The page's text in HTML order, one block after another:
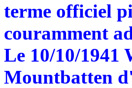
terme officiel
couramment
Le 10/10/1941
Mountbatten